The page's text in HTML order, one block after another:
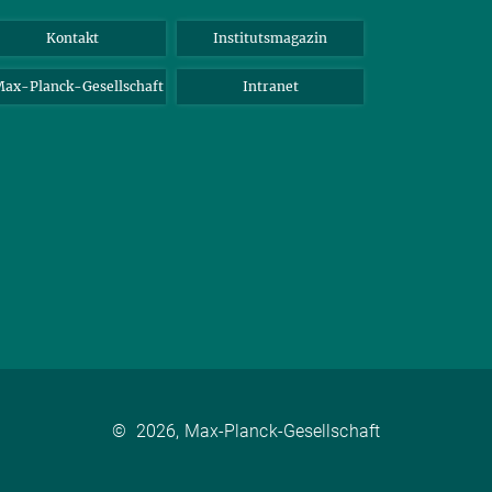
Kontakt Institutsmagazin
Planck-Gesellschaft Intranet
© 2026, Max-Planck-Gesellschaft